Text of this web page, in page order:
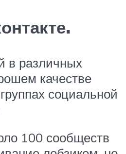
в различных
качестве
социальной
100 сообществ